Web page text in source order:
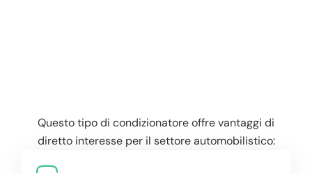
Questo tipo di condizionatore offre vantaggi di
diretto interesse per il settore automobilistico: